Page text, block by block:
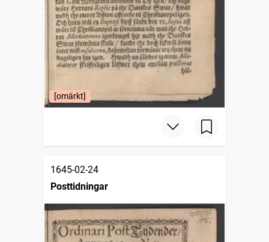
[omärkt]
1645-02-24
Posttidningar